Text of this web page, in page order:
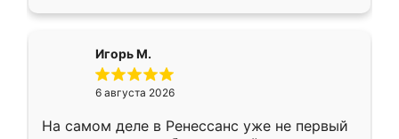
Игорь М.
6 августа 2026
На самом деле в Ренессанс уже не первый